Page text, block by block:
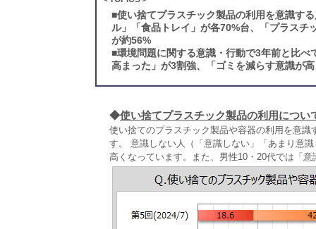
■使い捨てプラスチック製品の利用を意識す
ル」「食品トレイ」が各70%台、「プラスチ
が約56%
■環境問題に関する意識・行動で3年前と比
高まった」が3割強、「ゴミを減らす意識が
◆使い捨てプラスチック製品の利用につい
使い捨てのプラスチック製品や容器の利用を意
す。 意識しない人（「意識しない」「あまり意
高くなっています。また、男性10・20代では「